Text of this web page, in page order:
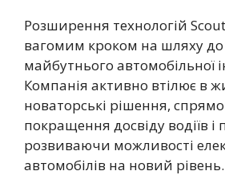
Розширення технологій
вагомим кроком на шляху до
майбутнього автомобільної
Компанія активно втілює в
новаторські рішення,
покращення досвіду водіїв і
розвиваючи можливості
автомобілів на новий рівень.